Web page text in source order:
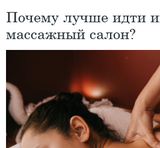
Почему лучше идти
массажный салон?